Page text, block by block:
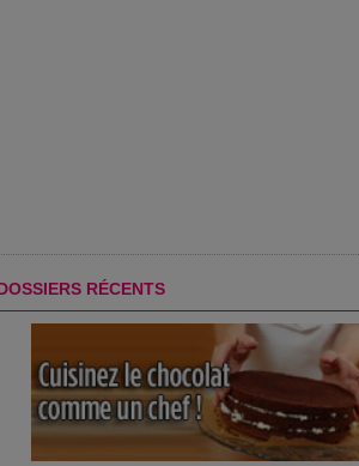
burrata crèmeuse
RÉCENTS